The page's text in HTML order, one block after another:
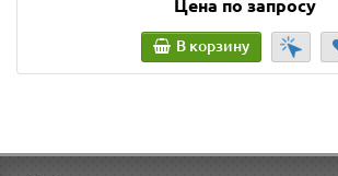
Цена по запросу
В корзину